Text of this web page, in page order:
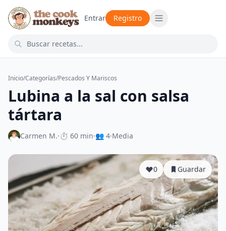
Entrar Registro
Inicio/Categorías/Pescados Y Mariscos
Lubina a la sal con salsa
tártara
Carmen M.·⏱ 60 min·👥 4·Media
0 Guardar